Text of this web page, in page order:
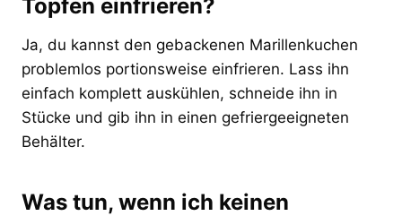
Topfen einfrieren?
Ja, du kannst den gebackenen Marillenkuchen
problemlos portionsweise einfrieren. Lass ihn
einfach komplett auskühlen, schneide ihn in
Stücke und gib ihn in einen gefriergeeigneten
Behälter.
Was tun, wenn ich keinen